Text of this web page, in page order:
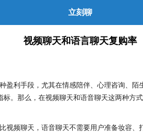
立刻聊
视频聊天和语言聊天复购率
利手段，尤其在情感陪伴、心理咨询、
。那么，在视频聊天和语音聊天这两种
频聊天，语音聊天不需要用户准备妆容